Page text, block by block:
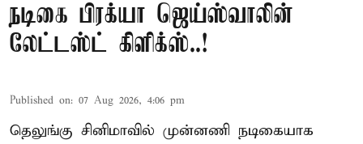
நடிகை பிரக்யா ஜெய்ஸ்வாலின்
லேட்டஸ்ட் கிளிக்ஸ்..!
Published on: 07 Aug 2026, 4:06 pm
தெலுங்கு சினிமாவில் முன்னணி நடிகையாக